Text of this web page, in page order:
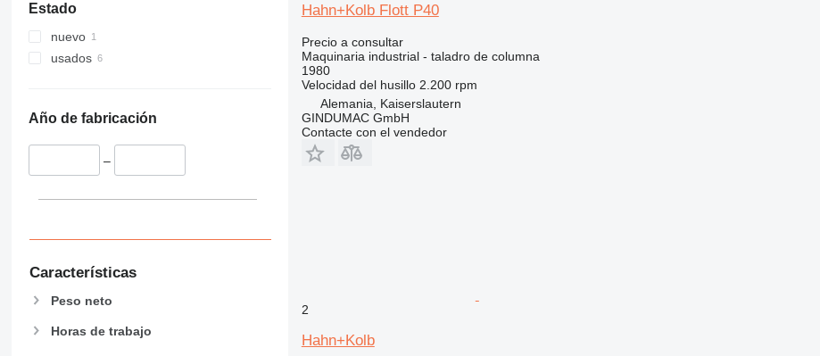
Estado
nuevo
usados
Año de fabricación
–
Características
Peso neto
Horas de trabajo
Hahn+Kolb Flott P40
Precio a consultar
Maquinaria industrial - taladro de columna
1980
Velocidad del husillo 2.200 rpm
Alemania, Kaiserslautern
GINDUMAC GmbH
Contacte con el vendedor
2
Hahn+Kolb